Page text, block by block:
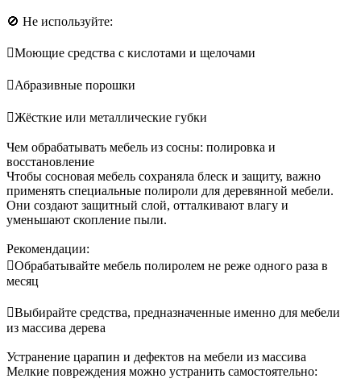
🚫 Не используйте:
Моющие средства с кислотами и щелочами
Абразивные порошки
Жёсткие или металлические губки
Чем обрабатывать мебель из сосны: полировка и
восстановление
Чтобы сосновая мебель сохраняла блеск и защиту, важно
применять специальные полироли для деревянной мебели.
Они создают защитный слой, отталкивают влагу и
уменьшают скопление пыли.
Рекомендации:
Обрабатывайте мебель полиролем не реже одного раза в
месяц
Выбирайте средства, предназначенные именно для мебели
из массива дерева
Устранение царапин и дефектов на мебели из массива
Мелкие повреждения можно устранить самостоятельно: